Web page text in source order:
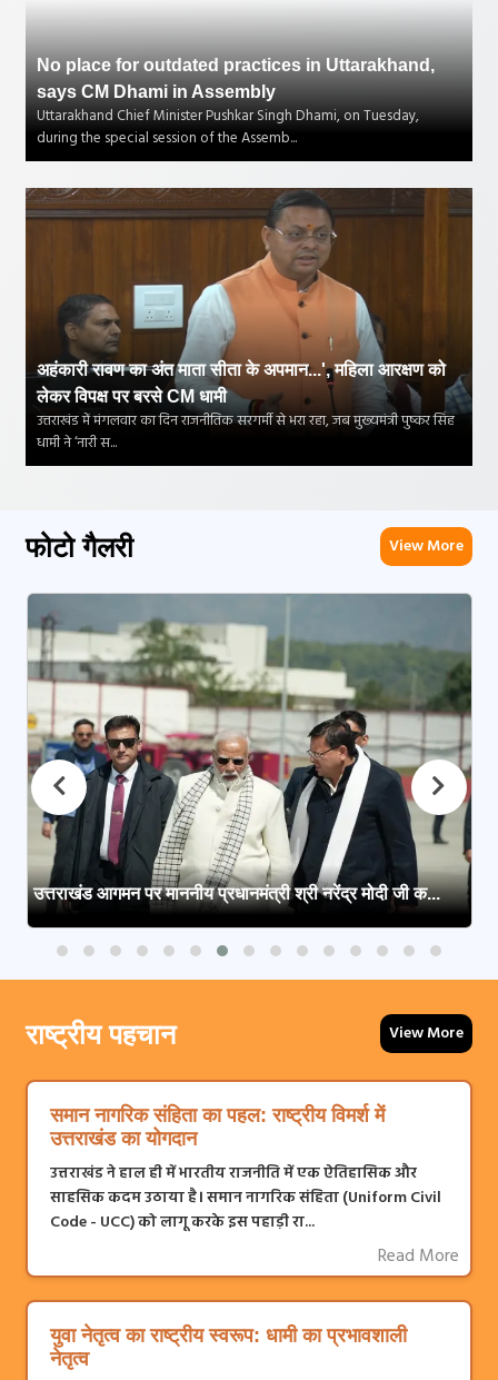
No place for outdated practices in Uttarakhand,
says CM Dhami in Assembly
Uttarakhand Chief Minister Pushkar Singh Dhami, on Tuesday,
during the special session of the Assemb...
अहंकारी रावण का अंत माता सीता के अपमान...', महिला आरक्षण को
लेकर विपक्ष पर बरसे CM धामी
उत्तराखंड में मंगलवार का दिन राजनीतिक सरगर्मी से भरा रहा, जब मुख्यमंत्री पुष्कर सिंह
धामी ने ‘नारी स...
फोटो गैलरी View More
उत्तराखंड आगमन पर माननीय प्रधानमंत्री श्री नरेंद्र मोदी जी क...
राष्ट्रीय पहचान View More
समान नागरिक संहिता का पहल: राष्ट्रीय विमर्श में
उत्तराखंड का योगदान
उत्तराखंड ने हाल ही में भारतीय राजनीति में एक ऐतिहासिक और
साहसिक कदम उठाया है। समान नागरिक संहिता (Uniform Civil
Code - UCC) को लागू करके इस पहाड़ी रा...
Read More
युवा नेतृत्व का राष्ट्रीय स्वरूप: धामी का प्रभावशाली
नेतृत्व